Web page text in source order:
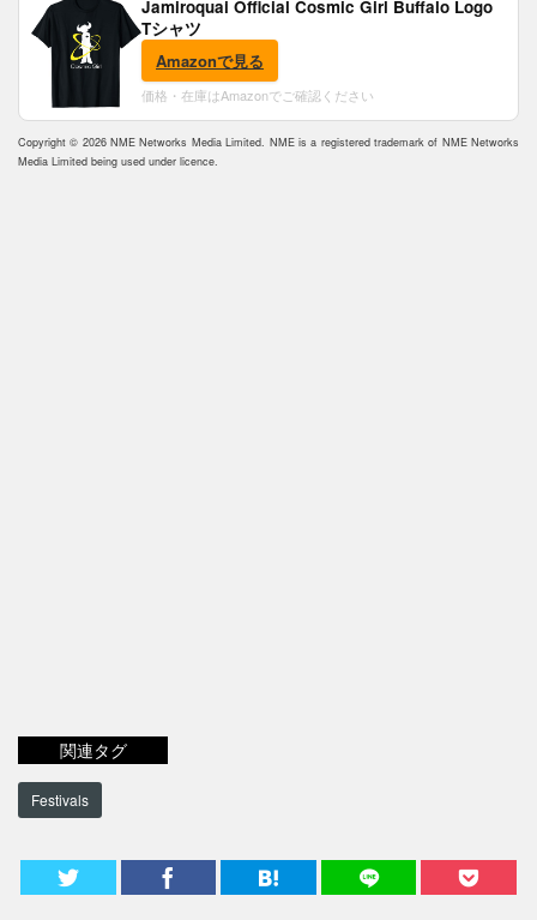
Jamiroquai Official Cosmic Girl Buffalo Logo
Tシャツ
Amazonで見る
価格・在庫はAmazonでご確認ください
Copyright © 2026 NME Networks Media Limited. NME is a registered trademark of NME Networks
Media Limited being used under licence.
関連タグ
Festivals